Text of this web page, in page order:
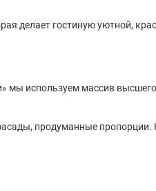
делает гостиную уютной,
мы используем массив высшего
продуманные пропорции.